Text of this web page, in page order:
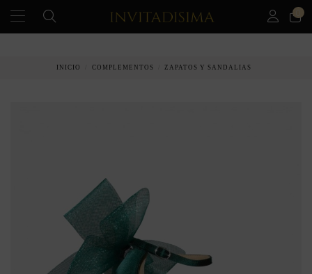
INICIO COMPLEMENTOS ZAPATOS Y SANDALIAS